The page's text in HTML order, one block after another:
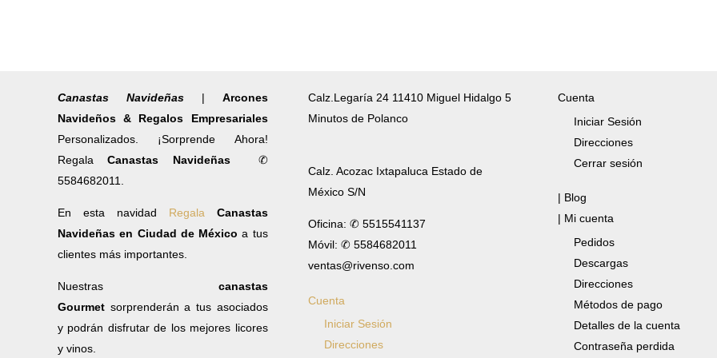
Canastas Navideñas| Arcones
Navideños & Regalos Empresariales
Personalizados. ¡Sorprende Ahora!
RegalaCanastas Navideñas✆
5584682011.
En esta navidad Regala Canastas
Navideñas en Ciudad de Méxicoa tus
clientes más importantes.
Nuestras canastas
Gourmet sorprenderán a tus asociados
y podrán disfrutar de los mejores licores
y vinos.
Calz.Legaría 24 11410 Miguel Hidalgo 5
Minutos de Polanco
Calz. Acozac Ixtapaluca Estado de
México S/N
Oficina: ✆ 5515541137
Móvil: ✆ 5584682011
ventas@rivenso.com
Cuenta
Iniciar Sesión
Direcciones
Cuenta
Iniciar Sesión
Direcciones
Cerrar sesión
| Blog
| Mi cuenta
Pedidos
Descargas
Direcciones
Métodos de pago
Detalles de la cuenta
Contraseña perdida